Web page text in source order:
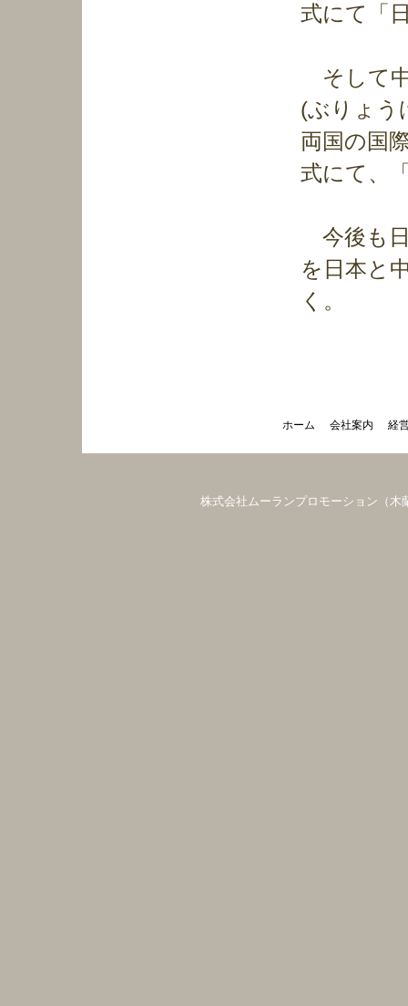
式にて「
そして
(ぶりょう
両国の国
式にて、
今後も
を日本と
く。
ホーム 会社案内 経
株式会社ムーランプロモーション（